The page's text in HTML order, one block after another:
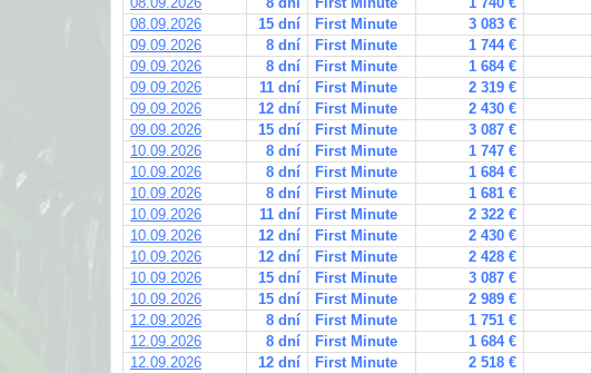
08.09.2026
15 dní First Minute 3 083 €
09.09.2026
8 dní First Minute 1 744 €
09.09.2026
8 dní First Minute 1 684 €
09.09.2026
11 dní First Minute 2 319 €
09.09.2026
12 dní First Minute 2 430 €
09.09.2026
15 dní First Minute 3 087 €
10.09.2026
8 dní First Minute 1 747 €
10.09.2026
8 dní First Minute 1 684 €
10.09.2026
8 dní First Minute 1 681 €
10.09.2026
11 dní First Minute 2 322 €
10.09.2026
12 dní First Minute 2 430 €
10.09.2026
12 dní First Minute 2 428 €
10.09.2026
15 dní First Minute 3 087 €
10.09.2026
15 dní First Minute 2 989 €
12.09.2026
8 dní First Minute 1 751 €
12.09.2026
8 dní First Minute 1 684 €
12.09.2026
12 dní First Minute 2 518 €